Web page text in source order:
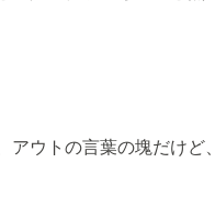
アウトの言葉の塊だけど、